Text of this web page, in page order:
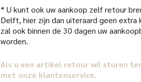
* U kunt ook uw aankoop zelf retour
Delft, hier zijn dan uiteraard geen
zal ook binnen de 30 dagen uw
worden.
Als u een artikel retour wil sturen
met onze klantenservice.